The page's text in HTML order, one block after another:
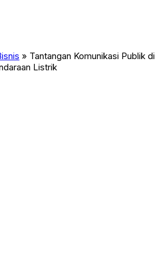
» Tantangan Komunikasi Publik di
Listrik